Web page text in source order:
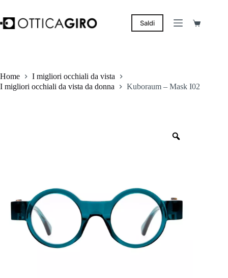
contenuto
Saldi Carrello
Home
I migliori occhiali da vista
I migliori occhiali da vista da donna
Kuboraum – Mask I02